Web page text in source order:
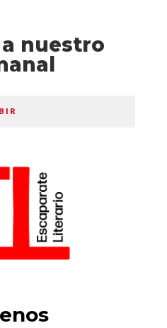
nuestro